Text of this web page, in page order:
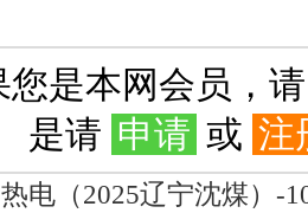
您是本网会员，
是请 申请 或 注
电（2025辽宁沈煤）-